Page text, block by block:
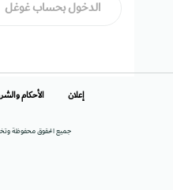
الدخول بحساب غوغل
جميع الحقوق محفوظة
إعلان الأحكام